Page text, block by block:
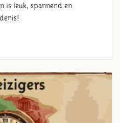
is leuk, spannend en